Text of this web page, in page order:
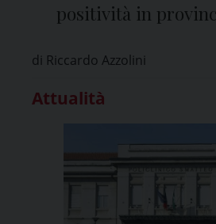
positività in
di Riccardo Azzolini
Attualità